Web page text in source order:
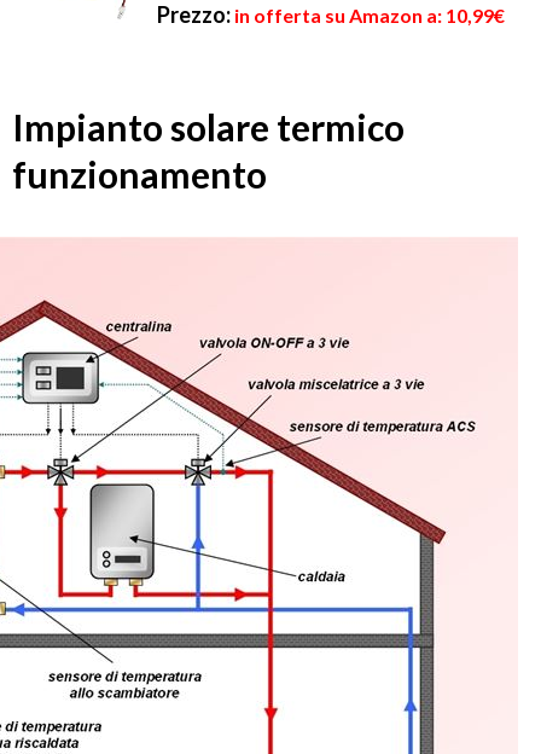
Prezzo: in offerta su Amazon a: 10,99€
Impianto solare termico
funzionamento